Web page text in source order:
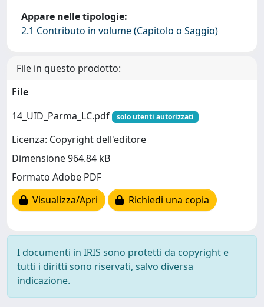
Appare nelle tipologie:
2.1 Contributo in volume (Capitolo o Saggio)
File in questo prodotto:
File
14_UID_Parma_LC.pdf
solo utenti autorizzati
Licenza: Copyright dell'editore
Dimensione 964.84 kB
Formato Adobe PDF
Visualizza/Apri
Richiedi una copia
I documenti in IRIS sono protetti da copyright e
tutti i diritti sono riservati, salvo diversa
indicazione.